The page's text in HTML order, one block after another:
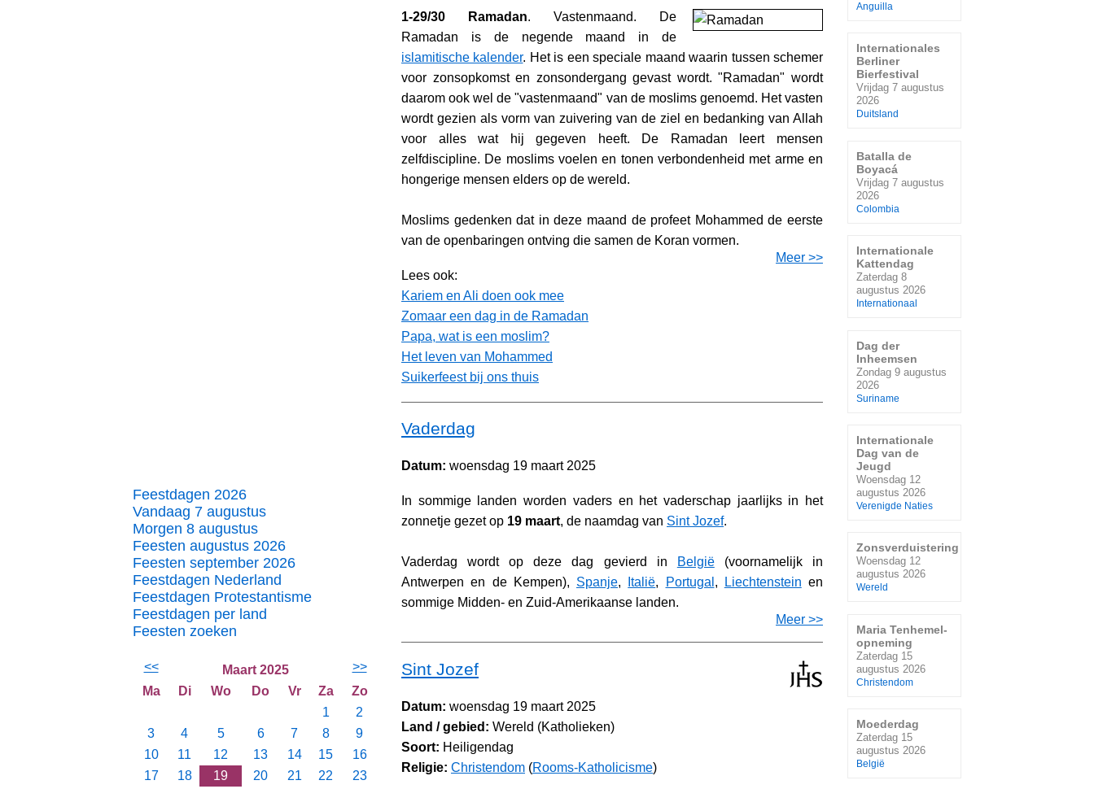
Feestdagen 2026
Vandaag 7 augustus
Morgen 8 augustus
Feesten augustus 2026
Feesten september 2026
Feestdagen Nederland
Feestdagen Protestantisme
Feestdagen per land
Feesten zoeken
<< Maart 2025
>>
Ma
Di Wo Do Vr Za
Zo
1
2
3
4 5 6 7 8
9
10
11 12 13 14 15
16
17
18 19 20 21 22
23
1-29/30 Ramadan. Vastenmaand. De
Ramadan is de negende maand in de
islamitische kalender. Het is een speciale maand waarin tussen schemer
voor zonsopkomst en zonsondergang gevast wordt. "Ramadan" wordt
daarom ook wel de "vastenmaand" van de moslims genoemd. Het vasten
wordt gezien als vorm van zuivering van de ziel en bedanking van Allah
voor alles wat hij gegeven heeft. De Ramadan leert mensen
zelfdiscipline. De moslims voelen en tonen verbondenheid met arme en
hongerige mensen elders op de wereld.
Moslims gedenken dat in deze maand de profeet Mohammed de eerste
van de openbaringen ontving die samen de Koran vormen.
Meer >>
Lees ook:
Kariem en Ali doen ook mee
Zomaar een dag in de Ramadan
Papa, wat is een moslim?
Het leven van Mohammed
Suikerfeest bij ons thuis
Vaderdag
Datum: woensdag 19 maart 2025
In sommige landen worden vaders en het vaderschap jaarlijks in het
zonnetje gezet op 19 maart, de naamdag van Sint Jozef.
Vaderdag wordt op deze dag gevierd in België(voornamelijk in
Antwerpen en de Kempen), Spanje, Italië, Portugal , Liechtenstein en
sommige Midden- en Zuid-Amerikaanse landen.
Meer >>
Sint Jozef
Datum: woensdag 19 maart 2025
Land / gebied: Wereld (Katholieken)
Soort: Heiligendag
Religie: Christendom (Rooms-Katholicisme)
Anguilla
Internationales
Berliner
Bierfestival
Vrijdag 7 augustus
2026
Duitsland
Batalla de
Boyacá
Vrijdag 7 augustus
2026
Colombia
Internationale
Kattendag
Zaterdag 8
augustus 2026
Internationaal
Dag der
Inheemsen
Zondag 9 augustus
2026
Suriname
Internationale
Dag van de
Jeugd
Woensdag 12
augustus 2026
Verenigde Naties
Zonsverduistering
Woensdag 12
augustus 2026
Wereld
Maria Tenhemel-
opneming
Zaterdag 15
augustus 2026
Christendom
Moederdag
Zaterdag 15
augustus 2026
België